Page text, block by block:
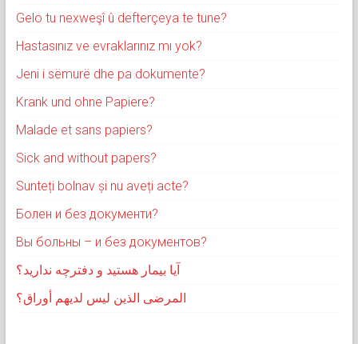
Gelo tu nexweşî û defterçeya te tune?
Hastasınız ve evraklarınız mı yok?
Jeni i sëmurë dhe pa dokumente?
Krank und ohne Papiere?
Malade et sans papiers?
Sick and without papers?
Sunteți bolnav și nu aveți acte?
Болен и без документи?
Вы больны – и без документов?
آیا بیمار هستید و دفترچه ندارید؟
المرضى الذين ليس لديهم أوراق؟